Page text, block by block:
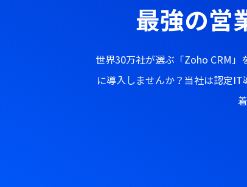
最強の営
世界30万社が選ぶ「Zoho CRM」
に導入しませんか？当社は認定